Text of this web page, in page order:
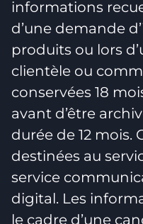
informations
d’une demande
produits ou lors
clientèle ou
conservées 18
avant d’être
durée de 12 mois.
destinées au
service
digital. Les
le cadre d’une